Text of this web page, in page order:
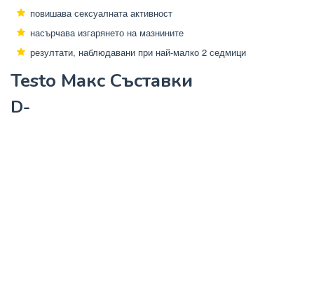
повишава сексуалната активност
насърчава изгарянето на мазнините
резултати, наблюдавани при най-малко 2 седмици
Testo Макс Съставки
D-